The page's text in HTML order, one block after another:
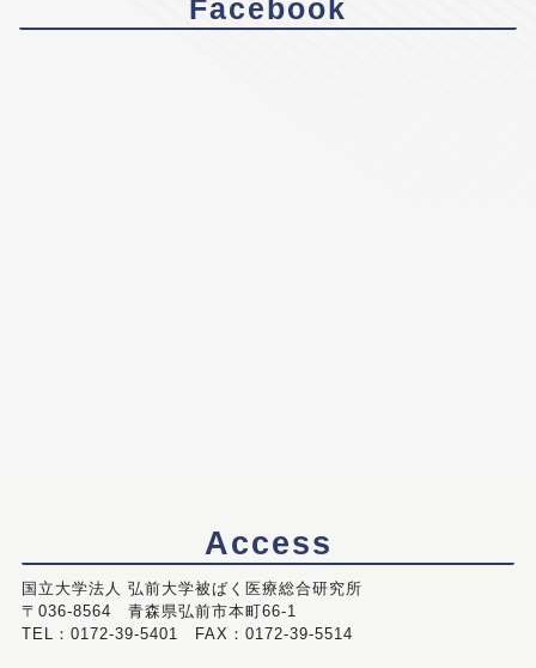
Facebook
Access
国立大学法人 弘前大学被ばく医療総合研究所
〒036-8564 青森県弘前市本町66-1
TEL：0172-39-5401 FAX：0172-39-5514